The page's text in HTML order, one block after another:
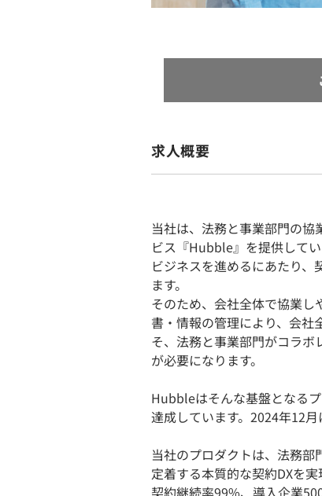
求人概要
当社は、法務と事業部門の
ビス『Hubble』を提供してい
ビジネスを進めるにあたり
ます。
そのため、会社全体で協業
書・情報の管理により、会社
そ、法務と事業部門がコラ
が必要になります。
Hubbleはそんな基盤となる
達成しています。2024年12
当社のプロダクトは、法務
定着する本質的な契約DXを
契約継続率99%、導入企業